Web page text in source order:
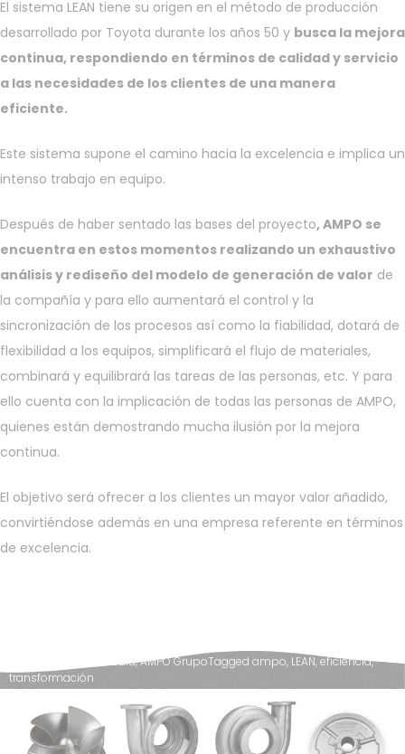
El sistema LEAN tiene su origen en el método de producción
desarrollado por Toyota durante los años 50 y busca la mejora
continua, respondiendo en términos de calidad y servicio
a las necesidades de los clientes de una manera
eficiente.
Este sistema supone el camino hacia la excelencia e implica un
intenso trabajo en equipo.
Después de haber sentado las bases del proyecto, AMPO se
encuentra en estos momentos realizando un exhaustivo
análisis y rediseño del modelo de generación de valor de
la compañía y para ello aumentará el control y la
sincronización de los procesos así como la fiabilidad, dotará de
flexibilidad a los equipos, simplificará el flujo de materiales,
combinará y equilibrará las tareas de las personas, etc. Y para
ello cuenta con la implicación de todas las personas de AMPO,
quienes están demostrando mucha ilusión por la mejora
continua.
El objetivo será ofrecer a los clientes un mayor valor añadido,
convirtiéndose además en una empresa referente en términos
de excelencia.
News & Media,AMPO GrupoTagged ampo, LEAN,eficiencia,
transformación